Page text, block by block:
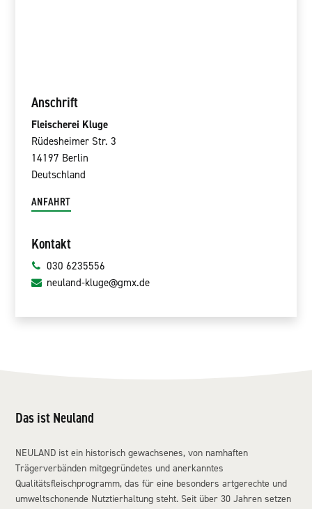
Anschrift
Fleischerei Kluge
Rüdesheimer Str. 3
14197 Berlin
Deutschland
ANFAHRT
Kontakt
030 6235556
neuland-kluge@gmx.de
Das ist Neuland
NEULAND ist ein historisch gewachsenes, von namhaften
Trägerverbänden mitgegründetes und anerkanntes
Qualitätsfleischprogramm, das für eine besonders artgerechte und
umweltschonende Nutztierhaltung steht. Seit über 30 Jahren setzen